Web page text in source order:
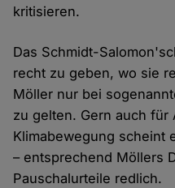
kritisieren.
Das Schmidt-
recht zu geben, wo sie
Möller nur bei
zu gelten. Gern auch für
Klimabewegung scheint
– entsprechend Möllers
Pauschalurteile redlich.